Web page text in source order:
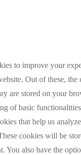
to improve your
Out of these, the
are stored on your
of basic
that help us
cookies will be
You also have the